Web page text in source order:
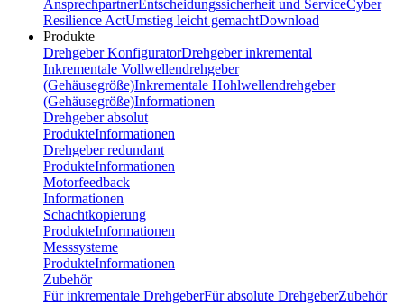
AnsprechpartnerEntscheidungssicherheit und ServiceCyber
Resilience ActUmstieg leicht gemachtDownload
Produkte
Drehgeber KonfiguratorDrehgeber inkremental
Inkrementale Vollwellendrehgeber
(Gehäusegröße)Inkrementale Hohlwellendrehgeber
(Gehäusegröße)Informationen
Drehgeber absolut
ProdukteInformationen
Drehgeber redundant
ProdukteInformationen
Motorfeedback
Informationen
Schachtkopierung
ProdukteInformationen
Messsysteme
ProdukteInformationen
Zubehör
Für inkrementale DrehgeberFür absolute DrehgeberZubehör